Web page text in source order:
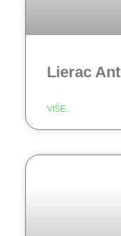
Lierac
VIŠE..